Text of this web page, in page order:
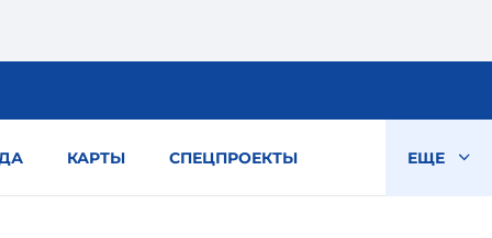
КАРТЫ СПЕЦПРОЕКТЫ ЕЩЕ